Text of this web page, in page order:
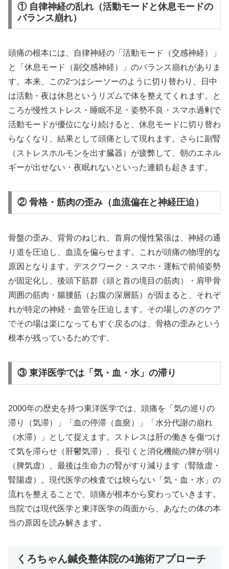
① 自律神経の乱れ（活動モードと休息モードの
バランス崩れ）
頭痛の根本には、自律神経の「活動モード（交感神経）」
と「休息モード（副交感神経）」のバランス崩れがありま
す。本来、この2つはシーソーのように切り替わり、日中
は活動・夜は休息というリズムで体を整えてくれます。と
ころが慢性ストレス・睡眠不足・姿勢不良・スマホ過剰で
活動モードが優位になり続けると、休息モードに切り替わ
らなくなり、結果として頭痛として現れます。さらに副腎
（ストレスホルモンを出す臓器）が疲弊して、朝のエネル
ギーが出せない・夜眠れないといった連鎖も起きます。
② 骨格・筋肉の歪み（血流偏在と神経圧迫）
骨盤の歪み、背骨のねじれ、首肩の慢性緊張は、神経の通
り道を圧迫し、血流を偏らせます。これが頭痛の物理的な
原因となります。デスクワーク・スマホ・運転で前傾姿勢
が固定化し、後頭下筋群（頭と首の境目の筋肉）・肩甲骨
周囲の筋肉・腸腰筋（お腹の深層筋）が固まると、それぞ
れが特定の神経・血管を圧迫します。その場しのぎのケア
でその場は楽になってもすぐ戻るのは、骨格の歪みという
根本が残っているためです。
③ 東洋医学では「気・血・水」の滞り
2000年の歴史を持つ東洋医学では、頭痛を「気の巡りの
滞り（気滞）」「血の停滞（血瘀）」「水分代謝の崩れ
（水滞）」として捉えます。ストレスは肝の働きを傷つけ
て気を滞らせ（肝鬱気滞）、長引くと消化機能の脾が弱り
（脾気虚）、最後は生命力の腎がすり減ります（腎陰虚・
腎陽虚）。現代医学の検査では映らない「気・血・水」の
流れを整えることで、頭痛が根本から変わっていきます。
当院では現代医学と東洋医学の両面から、あなたの体の本
当の原因を読み解きます。
くろちゃん鍼灸整体院の4施術アプローチ